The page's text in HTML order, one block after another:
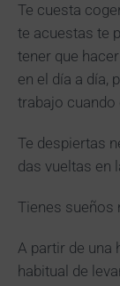
Te cuesta
te acuestas te
tener que
en el día a día,
trabajo
Te despiertas
das vueltas en
Tienes sueños
A partir de una
habitual de